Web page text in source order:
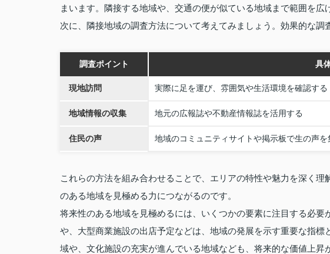
まいます。隣接する地域や、交通の便が似ている地域まで範囲を広
次に、隣接地域の調査方法について考えてみましょう。効果的な調
調査ポイント 具
現地訪問 実際に足を運び、雰囲気や生活環境を確認する
地域情報の収集 地元の広報誌や不動産情報誌を活用する
住民の声 地域のコミュニティサイトや掲示板で生の声を
これらの方法を組み合わせることで、エリアの特性や魅力を深く
のある地域を見極める力につながるのです。
将来性のある地域を見極めるには、いくつかの要素に注目する必
や、大型商業施設の出店予定などは、地域の発展を示す重要な指
域や、文化施設の充実が進んでいる地域なども、将来的な価値上昇